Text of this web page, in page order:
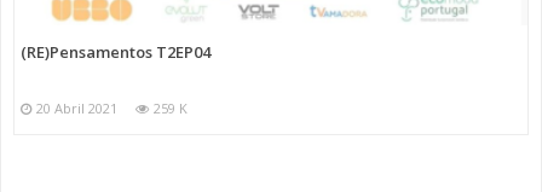
(RE)Pensamentos T2EP04
20 Abril 2021 259 K